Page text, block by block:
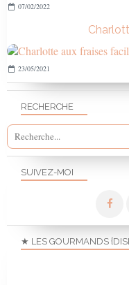
SUIVEZ-MOI
RECHERCHE
07/02/2022
23/05/2021
★ LES GOURMANDS